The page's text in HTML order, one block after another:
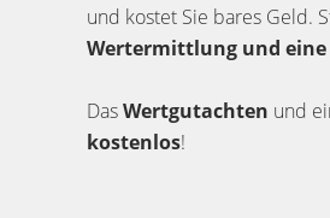
und kostet Sie bares Geld.
Wertermittlung und
DasWertgutachten und
kostenlos!